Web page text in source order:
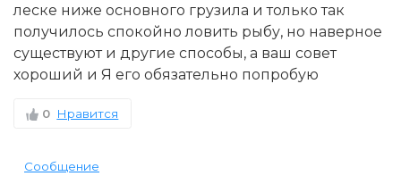
леске ниже основного грузила и только так
получилось спокойно ловить рыбу, но наверное
существуют и другие способы, а ваш совет
хороший и Я его обязательно попробую
0 Нравится
Сообщение